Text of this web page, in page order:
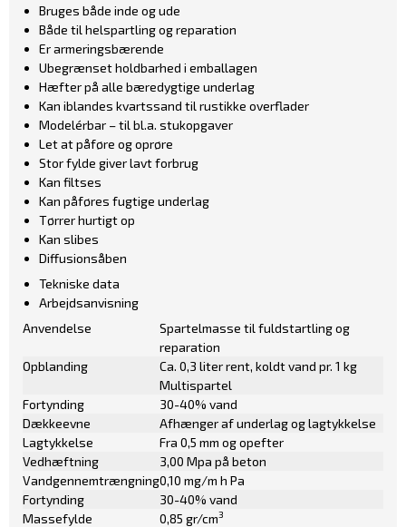
Bruges både inde og ude
Både til helspartling og reparation
Er armeringsbærende
Ubegrænset holdbarhed i emballagen
Hæfter på alle bæredygtige underlag
Kan iblandes kvartssand til rustikke overflader
Modelérbar – til bl.a. stukopgaver
Let at påføre og oprøre
Stor fylde giver lavt forbrug
Kan filtses
Kan påføres fugtige underlag
Tørrer hurtigt op
Kan slibes
Diffusionsåben
Tekniske data
Arbejdsanvisning
Anvendelse
Spartelmasse til fuldstartling og
reparation
Opblanding
Ca. 0,3 liter rent, koldt vand pr. 1 kg
Multispartel
Fortynding
30-40% vand
Dækkeevne
Afhænger af underlag og lagtykkelse
Lagtykkelse
Fra 0,5 mm og opefter
Vedhæftning
3,00 Mpa på beton
Vandgennemtrængning0,10 mg/m h Pa
Fortynding
30-40% vand
Massefylde
0,85 gr/cm3